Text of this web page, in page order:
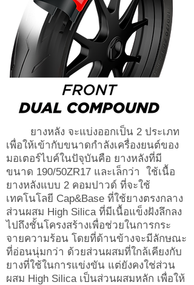
ยางหลัง จะแบ่งออกเป็น 2 ประเภท
เพื่อให้เข้ากับขนาดกำลังเครื่องยนต์ของ
มอเตอร์ไบค์ในปัจุบันคือ ยางหลังที่มี
ขนาด 190/50ZR17 และเล็กว่า ใช้เนื้อ
ยางหลังแบบ 2 คอมปาวด์ ที่จะใช้
เทคโนโลยี Cap&Base ที่ใช้ยางตรงกลาง
ส่วนผสม High Silica ที่มีเนื้อแข็งฝังลึกลง
ไปถึงชั้นโครงสร้างเพื่อช่วยในการกระ
จายความร้อน โดยที่ด้านข้างจะมีลักษณะ
ที่อ่อนนุ่มกว่า ด้วยส่วนผสมที่ใกล้เคียงกับ
ยางที่ใช้ในการแข่งขัน แต่ยังคงใช่ส่วน
ผสม High Silica เป็นส่วนผสมหลัก เพื่อให้